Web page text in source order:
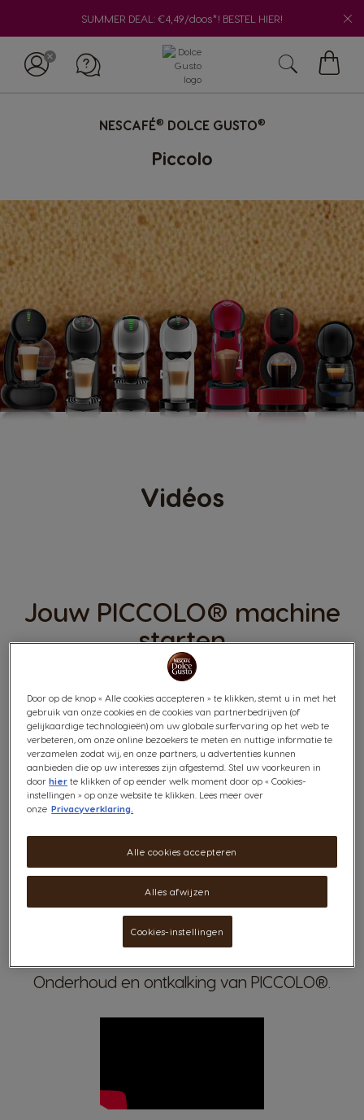
SUMMER DEAL: €4,49/doos*! BESTEL HIER!
NESCAFÉ® DOLCE GUSTO®
Piccolo
Vidéos
Jouw PICCOLO® machine
starten
Je machine voor de eerste keer gebruiken
Draag zorg van jouw
PICCOLO®
Onderhoud en ontkalking van PICCOLO®.
Door op de knop « Alle cookies accepteren » te klikken, stemt u in met het
gebruik van onze cookies en de cookies van partnerbedrijven (of
gelijkaardige technologieën) om uw globale surfervaring op het web te
verbeteren, om onze online bezoekers te meten en nuttige informatie te
verzamelen zodat wij, en onze partners, u advertenties kunnen
aanbieden die op uw interesses zijn afgestemd. Stel uw voorkeuren in
doorhier te klikken of op eender welk moment door op « Cookies-
instellingen » op onze website te klikken. Lees meer over
onze Privacyverklaring.
Alles afwijzen
Alle cookies accepteren
Cookies-instellingen